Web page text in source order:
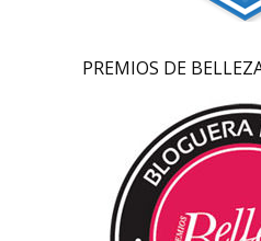
PREMIOS DE